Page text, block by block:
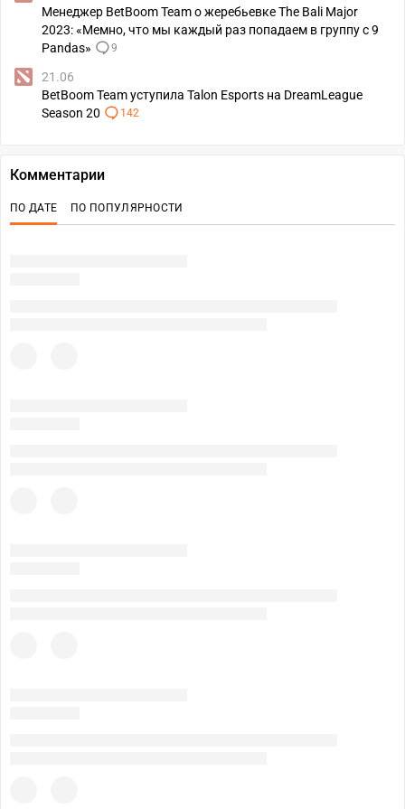
Менеджер BetBoom Team о жеребьевке The Bali Major
2023: «Мемно, что мы каждый раз попадаем в группу с 9
Pandas»
9
21.06
BetBoom Team уступила Talon Esports на DreamLeague
Season 20
142
Комментарии
ПО ДАТЕ ПО ПОПУЛЯРНОСТИ